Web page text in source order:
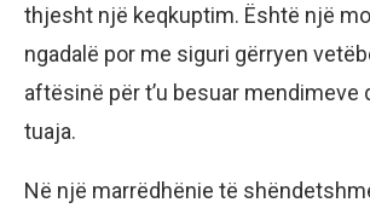
thjesht një keqkuptim. Është një
ngadalë por me siguri gërryen
aftësinë për t’u besuar mendimeve
tuaja.
Në një marrëdhënie të